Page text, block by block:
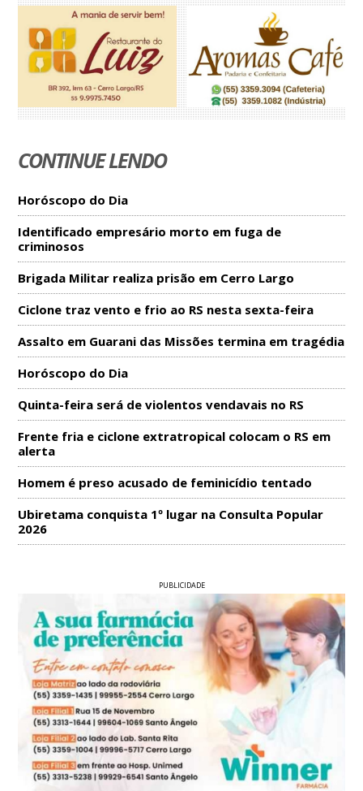
CONTINUE LENDO
Horóscopo do Dia
Identificado empresário morto em fuga de
criminosos
Brigada Militar realiza prisão em Cerro Largo
Ciclone traz vento e frio ao RS nesta sexta-feira
Assalto em Guarani das Missões termina em tragédia
Horóscopo do Dia
Quinta-feira será de violentos vendavais no RS
Frente fria e ciclone extratropical colocam o RS em
alerta
Homem é preso acusado de feminicídio tentado
Ubiretama conquista 1º lugar na Consulta Popular
2026
PUBLICIDADE